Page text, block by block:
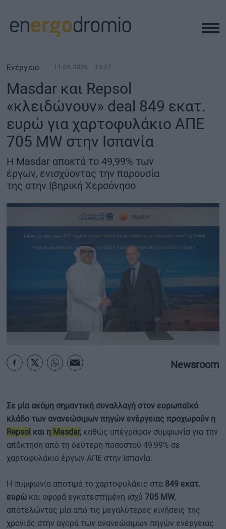
ΥΠΟΔΟΜΕΣ
REAL ESTATE
ΠΕΡΙΒΑΛΛΟΝ
ΕΝΕΡΓΕΙΑ
ΜΕΤΑΦΟΡΕΣ - ΗΛΕΚΤΡΟΚΙΝΗΣΗ
ΨΗΦΙΑΚΟΣ ΚΟΣΜΟΣ
ΟΙΚΟΝΟΜΙΑ - ΕΠΙΧΕΙΡΗΣΕΙΣ
MY PROPERTY
ΚΑΡΑΜΠΟΛΕΣ
Ενέργεια 11.06.2026 19:27
Masdar και Repsol
«κλειδώνουν» deal 849 εκατ.
ευρώ για χαρτοφυλάκιο ΑΠΕ
705 MW στην Ισπανία
Η Masdar αποκτά το 49,99% των
έργων, ενισχύοντας την παρουσία
της στην Ιβηρική Χερσόνησο
Newsroom
Σε μία ακόμη σημαντική συναλλαγή στον ευρωπαϊκό
κλάδο των ανανεώσιμων πηγών ενέργειας προχωρούν η
Repsol και η Masdar, καθώς υπέγραψαν συμφωνία για την
απόκτηση από τη δεύτερη ποσοστού 49,99% σε
χαρτοφυλάκιο έργων ΑΠΕ στην Ισπανία.
Η συμφωνία αποτιμά το χαρτοφυλάκιο στα 849 εκατ.
ευρώ και αφορά εγκατεστημένη ισχύ 705 MW,
αποτελώντας μία από τις μεγαλύτερες κινήσεις της
χρονιάς στην αγορά των ανανεώσιμων πηγών ενέργειας